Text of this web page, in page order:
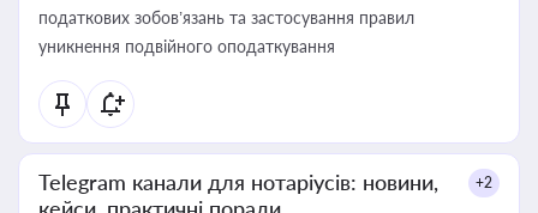
податкових зобов’язань та застосування правил
уникнення подвійного оподаткування
Telegram канали для нотаріусів: новини,
+2